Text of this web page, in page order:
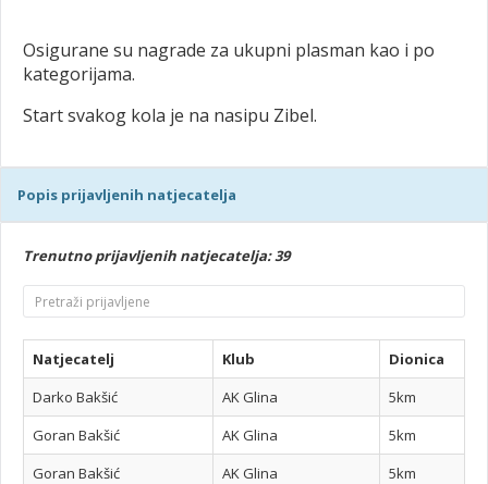
Osigurane su nagrade za ukupni plasman kao i po
kategorijama.
Start svakog kola je na nasipu Zibel.
Popis prijavljenih natjecatelja
Trenutno prijavljenih natjecatelja: 39
Natjecatelj Klub
Dionica
Darko Bakšić
AK Glina
5km
Goran Bakšić
AK Glina
5km
Goran Bakšić
AK Glina
5km